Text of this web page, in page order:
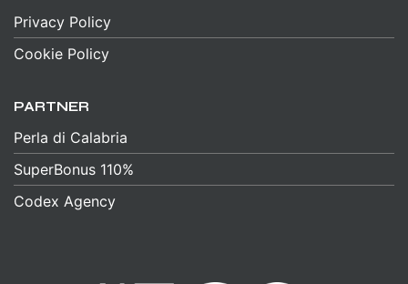
Privacy Policy
Cookie Policy
PARTNER
Perla di Calabria
SuperBonus 110%
Codex Agency